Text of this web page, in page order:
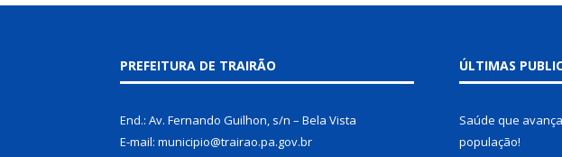
PREFEITURA DE TRAIRÃO
End.: Av. Fernando Guilhon, s/n – Bela Vista
E-mail: municipio@trairao.pa.gov.br
ÚLTIMAS
Saúde que
população!